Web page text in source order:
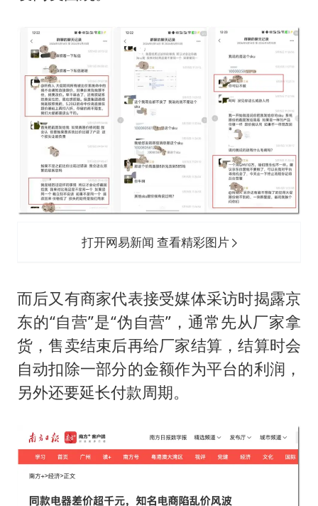
打开网易新闻 查看精彩图片
而后又有商家代表接受媒体采访时揭露京
东的“自营”是“伪自营”，通常先从厂家拿
货，售卖结束后再给厂家结算，结算时会
自动扣除一部分的金额作为平台的利润，
另外还要延长付款周期。